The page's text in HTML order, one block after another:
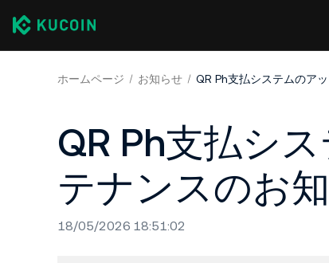
ホームページ お知らせ QR Ph支払システムのア
QR Ph支払シ
テナンスのお
18/05/2026 18:51:02